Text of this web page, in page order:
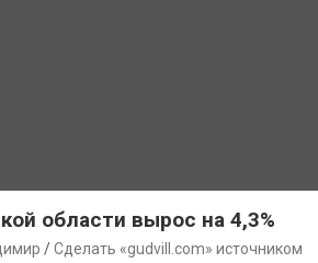
области вырос на 4,3%
Сделать «gudvill.com» источником